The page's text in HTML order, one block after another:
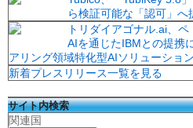
ら検証可能な「認可」へ
トリダイアゴナル.ai、
AIを通じたIBMとの提携
アリング領域特化型AIソリューショ
新着プレスリリース一覧を見る
サイト内検索
関連国